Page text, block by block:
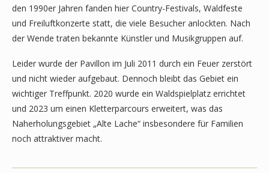
den 1990er Jahren fanden hier Country-Festivals, Waldfeste
und Freiluftkonzerte statt, die viele Besucher anlockten. Nach
der Wende traten bekannte Künstler und Musikgruppen auf.
Leider wurde der Pavillon im Juli 2011 durch ein Feuer zerstört
und nicht wieder aufgebaut. Dennoch bleibt das Gebiet ein
wichtiger Treffpunkt. 2020 wurde ein Waldspielplatz errichtet
und 2023 um einen Kletterparcours erweitert, was das
Naherholungsgebiet „Alte Lache“ insbesondere für Familien
noch attraktiver macht.